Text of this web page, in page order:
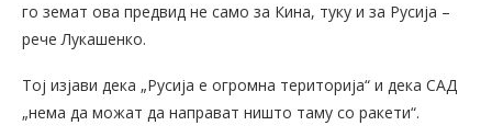
го земат ова предвид не само за Кина, туку и за Русија –
рече Лукашенко.
Тој изјави дека „Русија е огромна територија“ и дека САД
„нема да можат да направат ништо таму со ракети“.